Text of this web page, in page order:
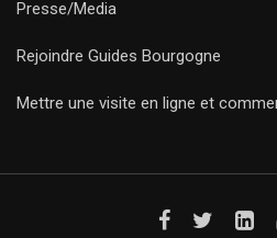
Presse/Media
Rejoindre Guides Bourgogne
Mettre une visite en ligne et